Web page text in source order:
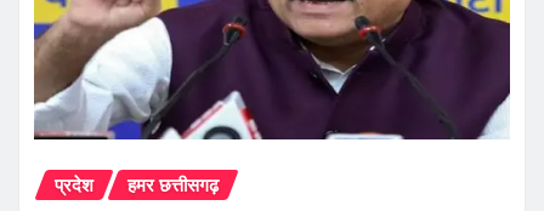
प्रदेश हमर छत्तीसगढ़